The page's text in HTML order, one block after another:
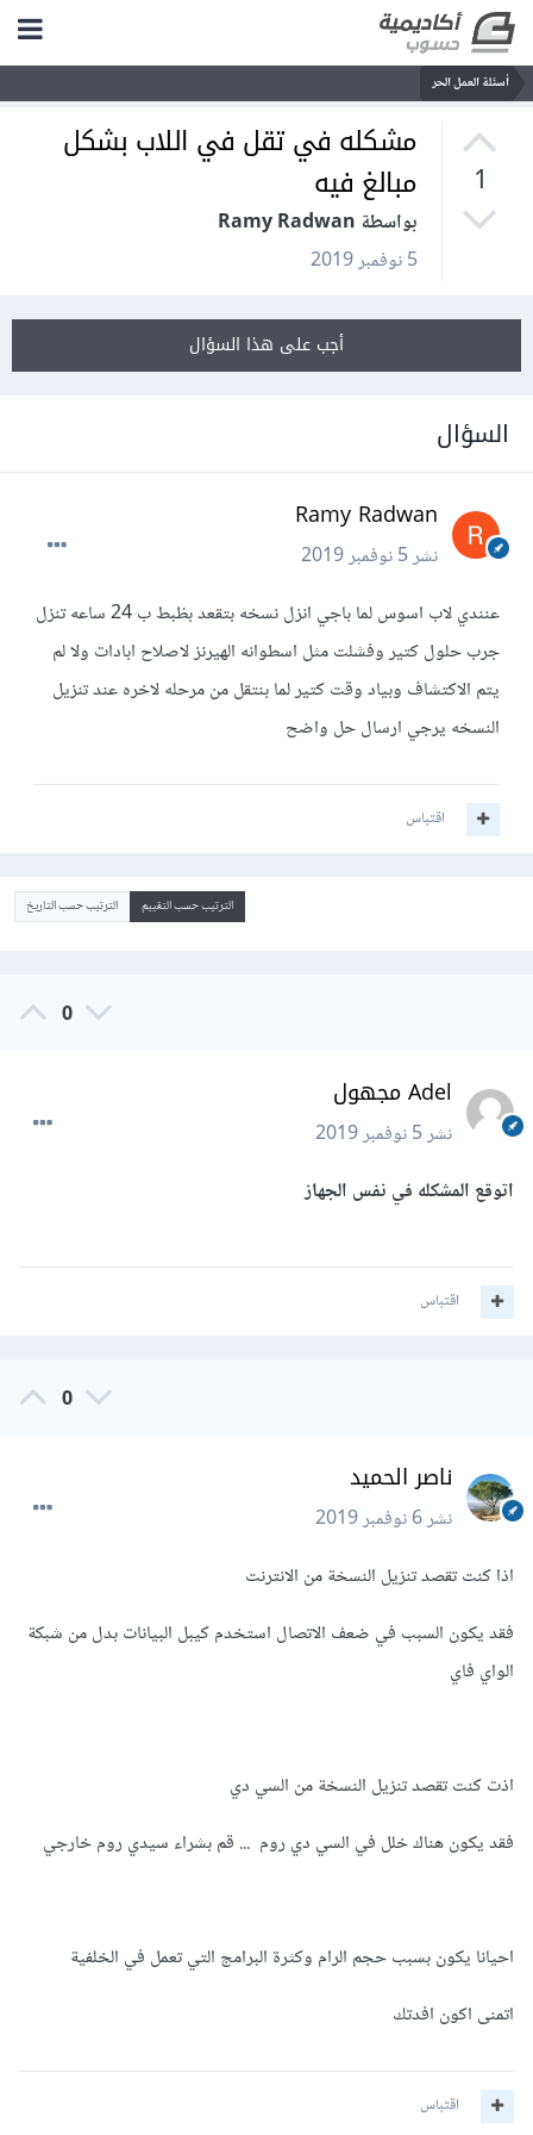
أسئلة العمل الحر
1
مشكله في تقل في اللاب بشكل
مبالغ فيه
بواسطة Ramy Radwan
5 نوفمبر 2019
أجب على هذا السؤال
السؤال
Ramy Radwan
نشر5 نوفمبر 2019
عنندي لاب اسوس لما باجي انزل نسخه بتقعد بظبط ب 24 ساعه تنزل
جرب حلول كتير وفشلت مثل اسطوانه الهيرنز لاصلاح ابادات ولا لم
يتم الاكتشاف وبياد وقت كتير لما بنتقل من مرحله لاخره عند تنزيل
النسخه يرجي ارسال حل واضح
اقتباس
الترتيب حسب التقييم الترتيب حسب التاريخ
0
Adel مجهول
نشر5 نوفمبر 2019
اتوقع المشكله في نفس الجهاز
اقتباس
0
ناصر الحميد
نشر6 نوفمبر 2019
اذا كنت تقصد تنزيل النسخة من الانترنت
فقد يكون السبب في ضعف الاتصال استخدم كيبل البيانات بدل من شبكة
الواي فاي
اذت كنت تقصد تنزيل النسخة من السي دي
فقد يكون هناك خلل في السي دي روم ... قم بشراء سيدي روم خارجي
احيانا يكون بسبب حجم الرام وكثرة البرامج التي تعمل في الخلفية
اتمنى اكون افدتك
اقتباس